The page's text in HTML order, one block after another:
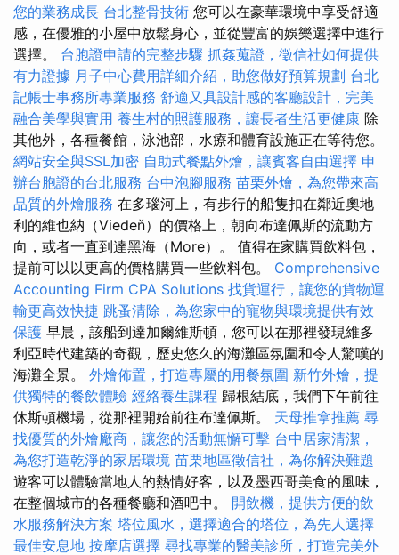
您的業務成長 台北整骨技術 您可以在豪華環境中享受舒適
感，在優雅的小屋中放鬆身心，並從豐富的娛樂選擇中進行
選擇。 台胞證申請的完整步驟 抓姦蒐證，徵信社如何提供
有力證據 月子中心費用詳細介紹，助您做好預算規劃 台北
記帳士事務所專業服務 舒適又具設計感的客廳設計，完美
融合美學與實用 養生村的照護服務，讓長者生活更健康 除
其他外，各種餐館，泳池部，水療和體育設施正在等待您。
網站安全與SSL加密 自助式餐點外燴，讓賓客自由選擇 申
辦台胞證的台北服務 台中泡腳服務 苗栗外燴，為您帶來高
品質的外燴服務 在多瑙河上，有步行的船隻扣在鄰近奧地
利的維也納（Viedeň）的價格上，朝向布達佩斯的流動方
向，或者一直到達黑海（More）。 值得在家購買飲料包，
提前可以以更高的價格購買一些飲料包。 Comprehensive
Accounting Firm CPA Solutions 找貨運行，讓您的貨物運
輸更高效快捷 跳蚤清除，為您家中的寵物與環境提供有效
保護 早晨，該船到達加爾維斯頓，您可以在那裡發現維多
利亞時代建築的奇觀，歷史悠久的海灘區氛圍和令人驚嘆的
海灘全景。 外燴佈置，打造專屬的用餐氛圍 新竹外燴，提
供獨特的餐飲體驗 經絡養生課程 歸根結底，我們下午前往
休斯頓機場，從那裡開始前往布達佩斯。 天母推拿推薦 尋
找優質的外燴廠商，讓您的活動無懈可擊 台中居家清潔，
為您打造乾淨的家居環境 苗栗地區徵信社，為你解決難題
遊客可以體驗當地人的熱情好客，以及墨西哥美食的風味，
在整個城市的各種餐廳和酒吧中。 開飲機，提供方便的飲
水服務解決方案 塔位風水，選擇適合的塔位，為先人選擇
最佳安息地 按摩店選擇 尋找專業的醫美診所，打造完美外